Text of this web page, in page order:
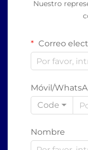
Nuestro
Correo
Móvil/
Code
Nombre